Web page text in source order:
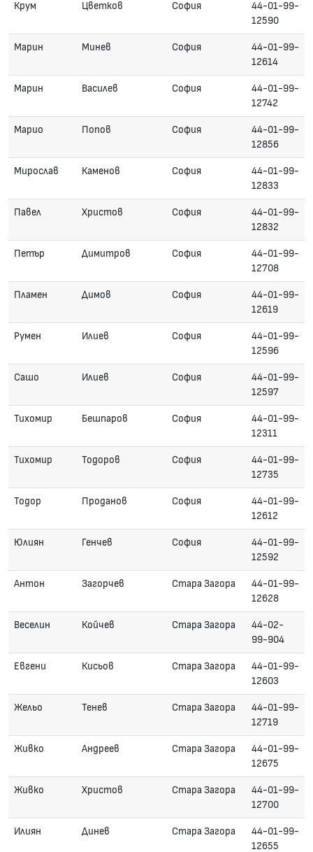
Крум Цветков София
44-01-99-
12590
Марин Минев София
44-01-99-
12614
Марин Василев София
44-01-99-
12742
Марио Попов София
44-01-99-
12856
Мирослав Каменов София
44-01-99-
12833
Павел Христов София
44-01-99-
12832
Петър Димитров София
44-01-99-
12708
Пламен Димов София
44-01-99-
12619
Румен Илиев София
44-01-99-
12596
Сашо Илиев София
44-01-99-
12597
Тихомир Бешпаров София
44-01-99-
12311
Тихомир Тодоров София
44-01-99-
12735
Тодор Проданов София
44-01-99-
12612
Юлиян Генчев София
44-01-99-
12592
Антон Загорчев Стара Загора
44-01-99-
12628
Веселин Койчев Стара Загора
44-02-
99-904
Евгени Кисьов Стара Загора
44-01-99-
12603
Жельо Тенев Стара Загора
44-01-99-
12719
Живко Андреев Стара Загора
44-01-99-
12675
Живко Христов Стара Загора
44-01-99-
12700
Илиян Динев Стара Загора
44-01-99-
12655